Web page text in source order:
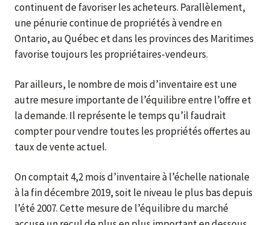
continuent de favoriser les acheteurs. Parallèlement,
une pénurie continue de propriétés à vendre en
Ontario, au Québec et dans les provinces des Maritimes
favorise toujours les propriétaires-vendeurs.
Par ailleurs, le nombre de mois d’inventaire est une
autre mesure importante de l’équilibre entre l’offre et
la demande. Il représente le temps qu’il faudrait
compter pour vendre toutes les propriétés offertes au
taux de vente actuel.
On comptait 4,2 mois d’inventaire à l’échelle nationale
à la fin décembre 2019, soit le niveau le plus bas depuis
l’été 2007. Cette mesure de l’équilibre du marché